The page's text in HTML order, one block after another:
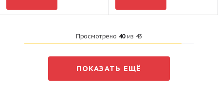
Просмотрено 40из 43
ПОКАЗАТЬ ЕЩЁ